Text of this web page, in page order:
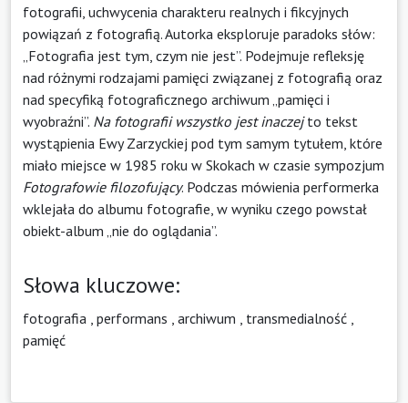
fotografii, uchwycenia charakteru realnych i fikcyjnych
powiązań z fotografią. Autorka eksploruje paradoks słów:
„Fotografia jest tym, czym nie jest”. Podejmuje refleksję
nad różnymi rodzajami pamięci związanej z fotografią oraz
nad specyfiką fotograficznego archiwum „pamięci i
wyobraźni”. Na fotografii wszystko jest inaczejto tekst
wystąpienia Ewy Zarzyckiej pod tym samym tytułem, które
miało miejsce w 1985 roku w Skokach w czasie sympozjum
Fotografowie filozofujący. Podczas mówienia performerka
wklejała do albumu fotografie, w wyniku czego powstał
obiekt-album „nie do oglądania”.
Słowa kluczowe:
fotografia performans archiwum transmedialność
pamięć